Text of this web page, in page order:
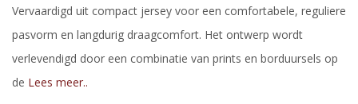
Vervaardigd uit compact jersey voor een comfortabele, reguliere
pasvorm en langdurig draagcomfort. Het ontwerp wordt
verlevendigd door een combinatie van prints en borduursels op
de Lees meer..